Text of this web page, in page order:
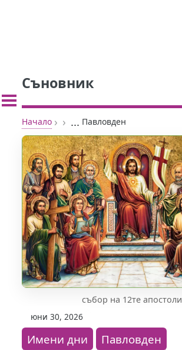
Съновник
Начало › › ... Павловден
събор на 12те апостоли
юни 30, 2026
Имени дни Павловден